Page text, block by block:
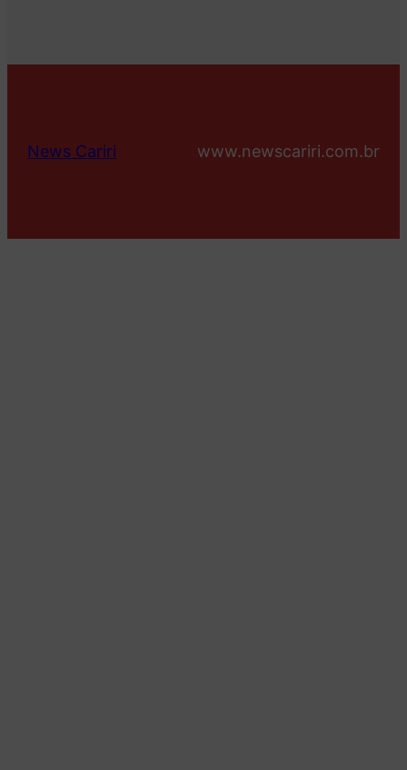
News Cariri www.newscariri.com.br